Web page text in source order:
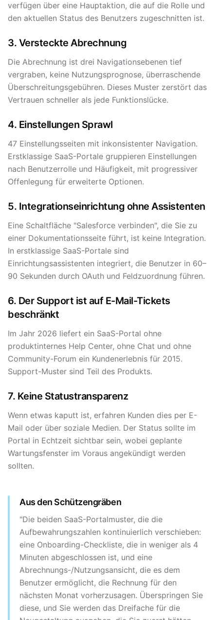
verfügen über eine Hauptaktion, die auf die Rolle und
den aktuellen Status des Benutzers zugeschnitten ist.
3. Versteckte Abrechnung
Die Abrechnung ist drei Navigationsebenen tief
vergraben, keine Nutzungsprognose, überraschende
Überschreitungsgebühren. Dieses Muster zerstört das
Vertrauen schneller als jede Funktionslücke.
4. Einstellungen Sprawl
47 Einstellungsseiten mit inkonsistenter Navigation.
Erstklassige SaaS-Portale gruppieren Einstellungen
nach Benutzerrolle und Häufigkeit, mit progressiver
Offenlegung für erweiterte Optionen.
5. Integrationseinrichtung ohne Assistenten
Eine Schaltfläche "Salesforce verbinden", die Sie zu
einer Dokumentationsseite führt, ist keine Integration.
In erstklassige SaaS-Portale sind
Einrichtungsassistenten integriert, die Benutzer in 60–
90 Sekunden durch OAuth und Feldzuordnung führen.
6. Der Support ist auf E-Mail-Tickets
beschränkt
Im Jahr 2026 liefert ein SaaS-Portal ohne
produktinternes Help Center, ohne Chat und ohne
Community-Forum ein Kundenerlebnis für 2015.
Support-Muster sind Teil des Produkts.
7. Keine Statustransparenz
Wenn etwas kaputt ist, erfahren Kunden dies per E-
Mail oder über soziale Medien. Der Status sollte im
Portal in Echtzeit sichtbar sein, wobei geplante
Wartungsfenster im Voraus angekündigt werden
sollten.
Aus den Schützengräben
"Die beiden SaaS-Portalmuster, die die
Aufbewahrungszahlen kontinuierlich verschieben:
eine Onboarding-Checkliste, die in weniger als 4
Minuten abgeschlossen ist, und eine
Abrechnungs-/Nutzungsansicht, die es dem
Benutzer ermöglicht, die Rechnung für den
nächsten Monat vorherzusagen. Überspringen Sie
diese, und Sie werden das Dreifache für die